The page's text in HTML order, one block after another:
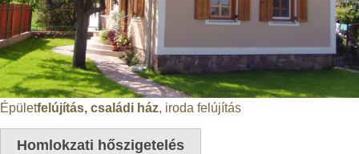
Épületfelújítás, családi ház, iroda felújítás
Homlokzati hőszigetelés